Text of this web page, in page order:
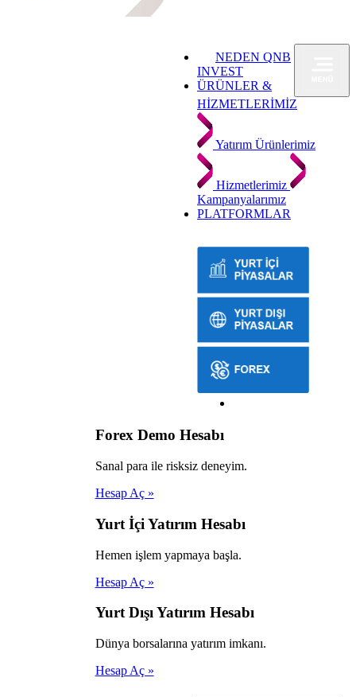
NEDEN QNB
INVEST
ÜRÜNLER &
HİZMETLERİMİZ
Yatırım Ürünlerimiz
Hizmetlerimiz
Kampanyalarımız
PLATFORMLAR
Forex Demo Hesabı
Sanal para ile risksiz deneyim.
Hesap Aç »
Yurt İçi Yatırım Hesabı
Hemen işlem yapmaya başla.
Hesap Aç »
Yurt Dışı Yatırım Hesabı
Dünya borsalarına yatırım imkanı.
Hesap Aç »